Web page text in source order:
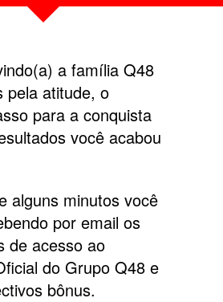
a família Q48
pela atitude, o
para a conquista
você acabou
alguns minutos você
por email os
de acesso ao
do Grupo Q48 e
bônus.